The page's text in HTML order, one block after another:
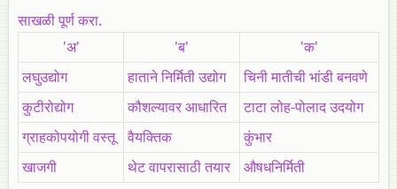
साखळीपूर्णकरा.
'अ'
'ब'
'क'
लघुउद्योग
हाताने निर्मिती उद्योग
चिनी मातीची भांडी बनवणे
कुटीरोद्योग
कौशल्यावर आधारित
टाटा लोह-पोलाद उदयोग
ग्राहकोपयोगी वस्तू
वैयक्तिक
कुंभार
खाजगी
थेट वापरासाठी तयार औषधनिर्मिती